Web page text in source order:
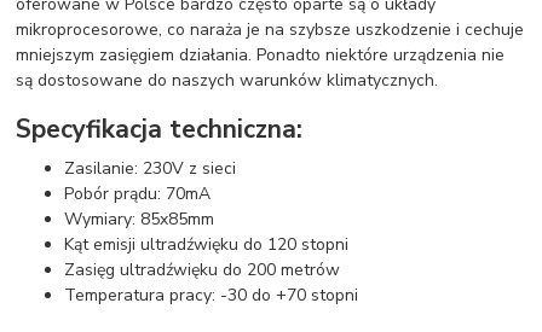
mikroprocesorowe, co naraża je na szybsze uszkodzenie i cechuje
mniejszym zasięgiem działania. Ponadto niektóre urządzenia nie
są dostosowane do naszych warunków klimatycznych.
Specyfikacja techniczna:
Zasilanie: 230V z sieci
Pobór prądu: 70mA
Wymiary: 85x85mm
Kąt emisji ultradźwięku do 120 stopni
Zasięg ultradźwięku do 200 metrów
Temperatura pracy: -30 do +70 stopni